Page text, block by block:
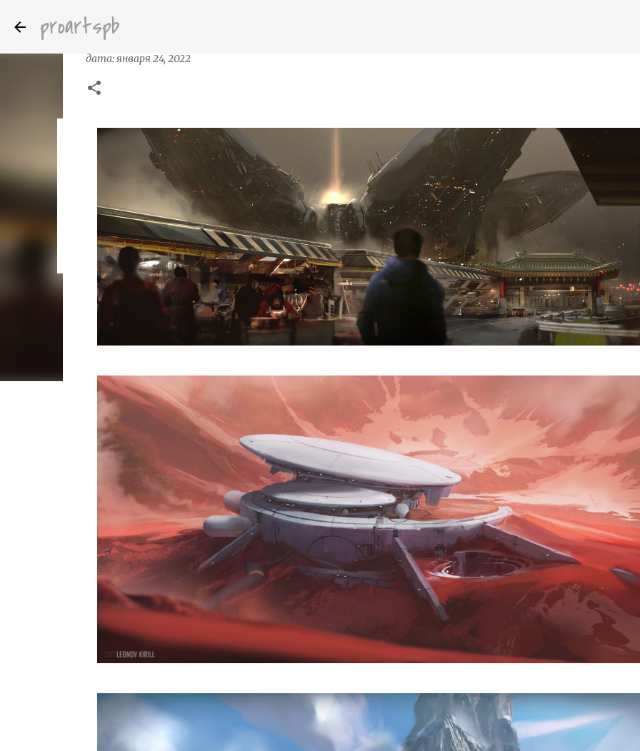
proartspb
Бумажные скульптуры канадского художника Келвина Николса (Calvin Nicholls)
октября 14, 2022
8
дата:января 24, 2022